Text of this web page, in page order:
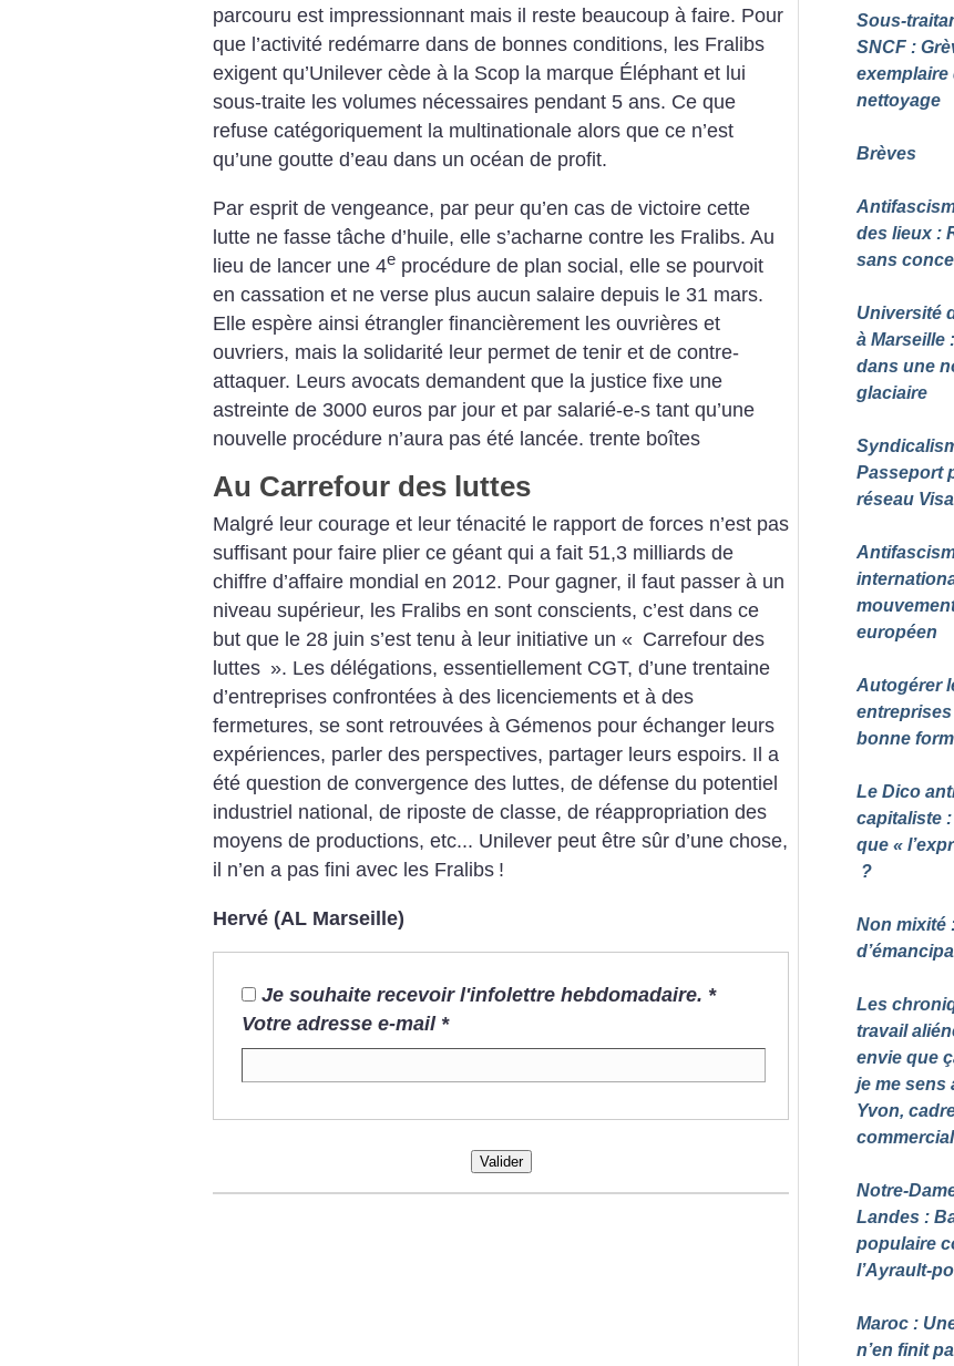
parcouru est impressionnant mais il reste beaucoup à faire. Pour
que l’activité redémarre dans de bonnes conditions, les Fralibs
exigent qu’Unilever cède à la Scop la marque Éléphant et lui
sous-traite les volumes nécessaires pendant 5 ans. Ce que
refuse catégoriquement la multinationale alors que ce n’est
qu’une goutte d’eau dans un océan de profit.
Par esprit de vengeance, par peur qu’en cas de victoire cette
lutte ne fasse tâche d’huile, elle s’acharne contre les Fralibs. Au
lieu de lancer une 4e procédure de plan social, elle se pourvoit
en cassation et ne verse plus aucun salaire depuis le 31 mars.
Elle espère ainsi étrangler financièrement les ouvrières et
ouvriers, mais la solidarité leur permet de tenir et de contre-
attaquer. Leurs avocats demandent que la justice fixe une
astreinte de 3000 euros par jour et par salarié-e-s tant qu’une
nouvelle procédure n’aura pas été lancée. trente boîtes
Au Carrefour des luttes
Malgré leur courage et leur ténacité le rapport de forces n’est pas
suffisant pour faire plier ce géant qui a fait 51,3 milliards de
chiffre d’affaire mondial en 2012. Pour gagner, il faut passer à un
niveau supérieur, les Fralibs en sont conscients, c’est dans ce
but que le 28 juin s’est tenu à leur initiative un « Carrefour des
luttes ». Les délégations, essentiellement CGT, d’une trentaine
d’entreprises confrontées à des licenciements et à des
fermetures, se sont retrouvées à Gémenos pour échanger leurs
expériences, parler des perspectives, partager leurs espoirs. Il a
été question de convergence des luttes, de défense du potentiel
industriel national, de riposte de classe, de réappropriation des
moyens de productions, etc... Unilever peut être sûr d’une chose,
il n’en a pas fini avec les Fralibs !
Hervé (AL Marseille)
Je souhaite recevoir l'infolettre hebdomadaire. *
Votre adresse e-mail*
Valider
Sous-
SNCF :
exemplaire
nettoyage
Brèves
des lieux :
sans
Université
à Marseille
dans une
glaciaire
Passeport
réseau Visa
européen
Autogérer
bonne
Le Dico
capitaliste :
que «
?
Non mixité
Les
travail
envie que
je me sens
Yvon,
commercial
Notre-
Landes :
populaire
l’Ayrault-
Maroc :
n’en finit